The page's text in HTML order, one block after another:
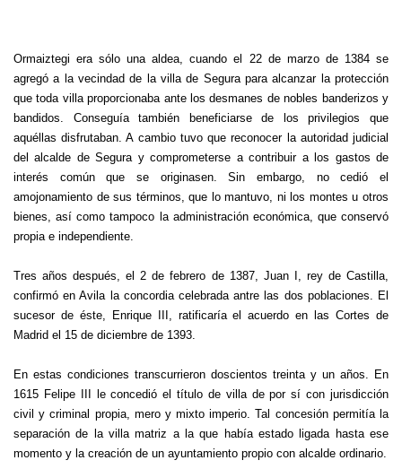
Ormaiztegi era sólo una aldea, cuando el 22 de marzo de 1384 se
agregó a la vecindad de la villa de Segura para alcanzar la protección
que toda villa proporcionaba ante los desmanes de nobles banderizos y
bandidos. Conseguía también beneficiarse de los privilegios que
aquéllas disfrutaban. A cambio tuvo que reconocer la autoridad judicial
del alcalde de Segura y comprometerse a contribuir a los gastos de
interés común que se originasen. Sin embargo, no cedió el
amojonamiento de sus términos, que lo mantuvo, ni los montes u otros
bienes, así como tampoco la administración económica, que conservó
propia e independiente.
Tres años después, el 2 de febrero de 1387, Juan I, rey de Castilla,
confirmó en Avila la concordia celebrada antre las dos poblaciones. El
sucesor de éste, Enrique III, ratificaría el acuerdo en las Cortes de
Madrid el 15 de diciembre de 1393.
En estas condiciones transcurrieron doscientos treinta y un años. En
1615 Felipe III le concedió el título de villa de por sí con jurisdicción
civil y criminal propia, mero y mixto imperio. Tal concesión permitía la
separación de la villa matriz a la que había estado ligada hasta ese
momento y la creación de un ayuntamiento propio con alcalde ordinario.